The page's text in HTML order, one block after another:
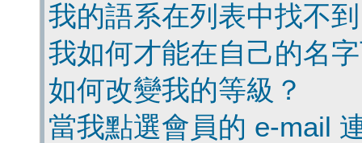
我的語系在列表中找不
我如何才能在自己的名
如何改變我的等級？
當我點選會員的 e-mail